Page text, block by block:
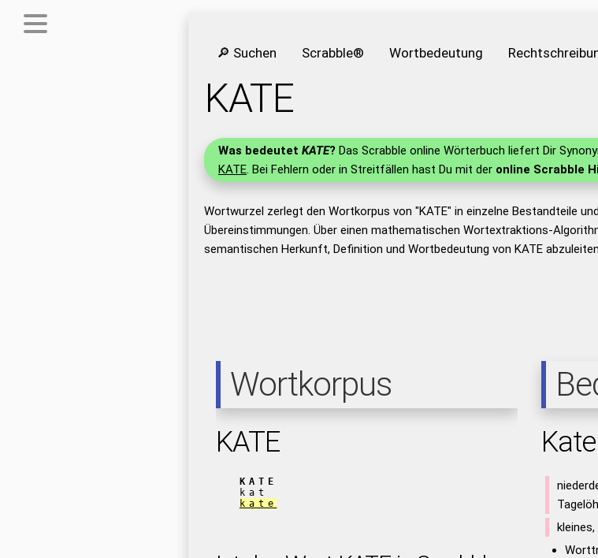
🔎 Suchen Scrabble® Wortbedeutung
KATE
Was bedeutet KATE? Das Scrabble online Wörterbuch liefert Dir
KATE. Bei Fehlern oder in Streitfällen hast Du mit der online Scrabble
Wortwurzel zerlegt den Wortkorpus von "KATE" in einzelne Bestandteile
Übereinstimmungen. Über einen mathematischen Wortextraktions-
semantischen Herkunft, Definition und Wortbedeutung von KATE
Wortkorpus
KATE
KATE
kat
kate
Kate